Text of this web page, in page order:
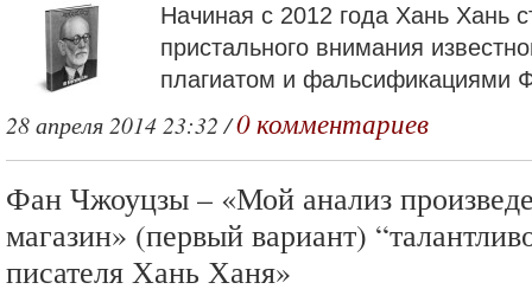
Начиная с 2012 года Хань Хань
пристального внимания
плагиатом и фальсификациями
28 апреля 2014 23:32 /0 комментариев
Фан Чжоуцзы – «Мой анализ
магазин» (первый вариант)
писателя Хань Ханя»